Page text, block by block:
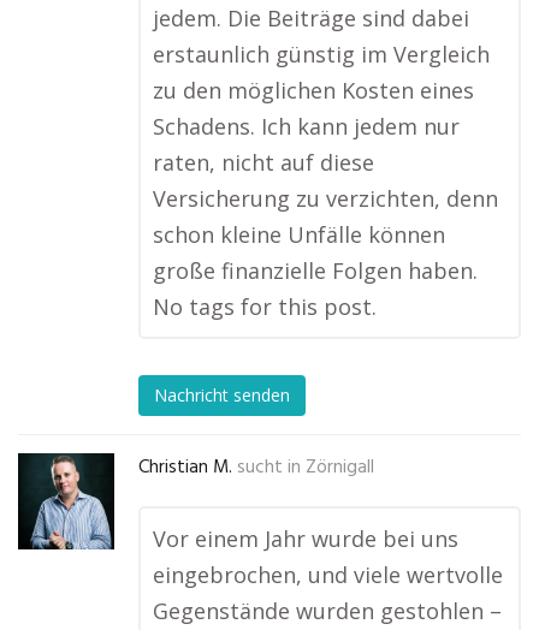
jedem. Die Beiträge sind dabei
erstaunlich günstig im Vergleich
zu den möglichen Kosten eines
Schadens. Ich kann jedem nur
raten, nicht auf diese
Versicherung zu verzichten, denn
schon kleine Unfälle können
große finanzielle Folgen haben.
No tags for this post.
Nachricht senden
Christian M. sucht in Zörnigall
Vor einem Jahr wurde bei uns
eingebrochen, und viele wertvolle
Gegenstände wurden gestohlen –